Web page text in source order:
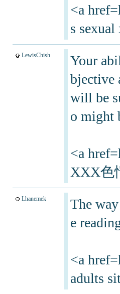
<a
s
LewisChish
Your
bjective
will be
o might
<a
XXX色
Lhanemek
The
e
<a
adults